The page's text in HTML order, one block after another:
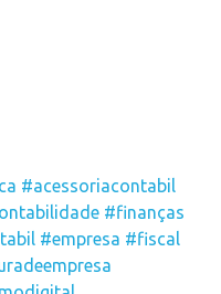
#acessoriacontabil
#finanças
#empresa #fiscal